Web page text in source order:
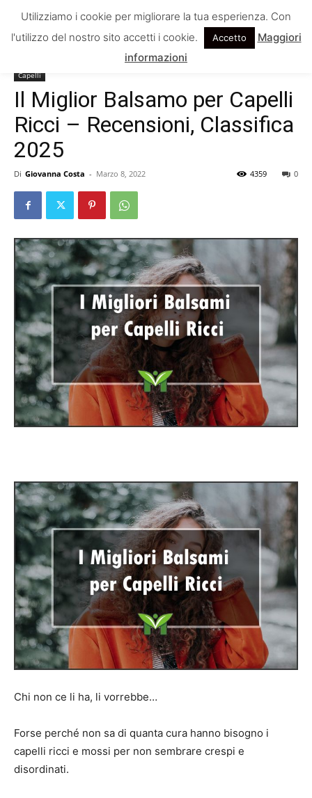
Capelli
Il Miglior Balsamo per Capelli
Ricci – Recensioni, Classifica
2025
Di Giovanna Costa - Marzo 8, 2022 0
4359
Chi non ce li ha, li vorrebbe…
Forse perché non sa di quanta cura hanno bisogno i
capelli ricci e mossi per non sembrare crespi e
disordinati.
Utilizziamo i cookie per migliorare la tua esperienza. Con
l'utilizzo del nostro sito accetti i cookie.
Accetto
Maggiori
informazioni